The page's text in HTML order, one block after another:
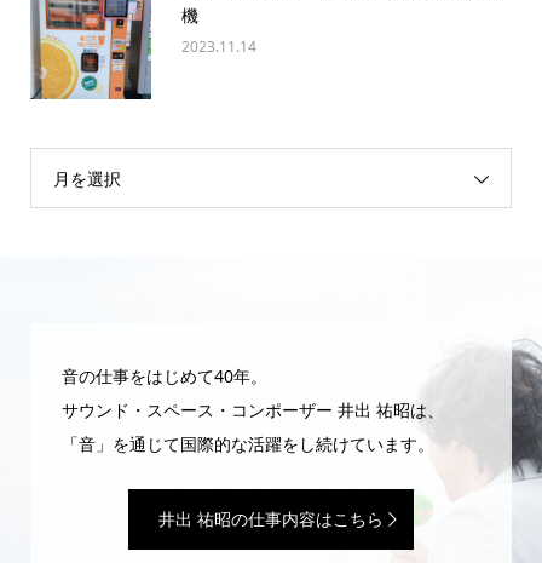
機
2023.11.14
月を選択
音の仕事をはじめて40年。
サウンド・スペース・コンポーザー 井出 祐昭は、
「音」を通じて国際的な活躍をし続けています。
井出 祐昭の仕事内容はこちら